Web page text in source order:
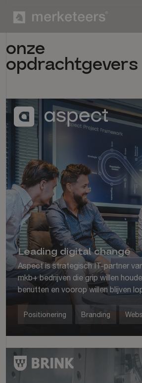
onze
opdrachtgevers
Leading digital change
Aspect is strategisch IT-partner
mkb+ bedrijven die grip willen
benutten en voorop willen blijven
Positionering Branding